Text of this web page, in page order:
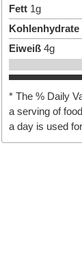
Fett 1g
Kohlenhydrate
Eiweiß 4g
* The % Daily
a serving of
a day is used